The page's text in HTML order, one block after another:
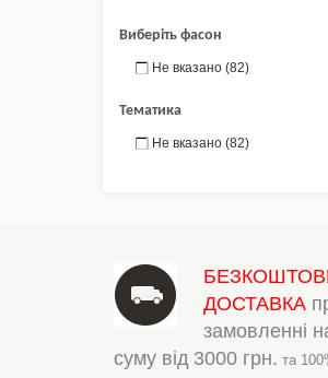
Виберіть фасон
Не вказано (82)
Тематика
Не вказано (82)
ДОСТАВКА
замовленні
суму від 3000 грн. та